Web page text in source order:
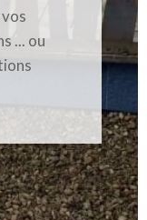
... ou